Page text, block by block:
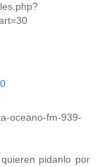
oceano-fm-939-
pidanlo por